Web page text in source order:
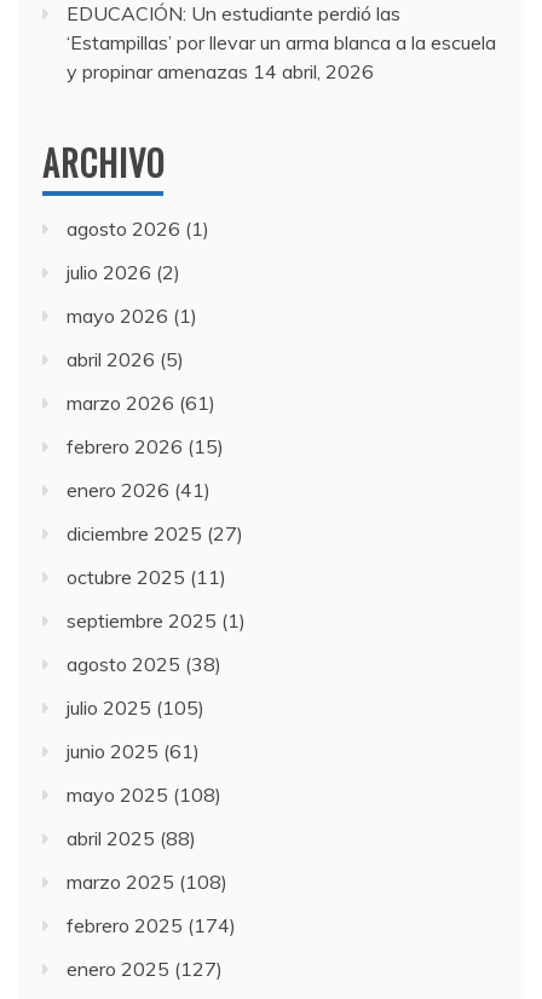
EDUCACIÓN: Un estudiante perdió las
‘Estampillas’ por llevar un arma blanca a la escuela
y propinar amenazas 14 abril, 2026
ARCHIVO
agosto 2026 (1)
julio 2026 (2)
mayo 2026 (1)
abril 2026 (5)
marzo 2026 (61)
febrero 2026 (15)
enero 2026 (41)
diciembre 2025 (27)
octubre 2025 (11)
septiembre 2025 (1)
agosto 2025 (38)
julio 2025 (105)
junio 2025 (61)
mayo 2025 (108)
abril 2025 (88)
marzo 2025 (108)
febrero 2025 (174)
enero 2025 (127)